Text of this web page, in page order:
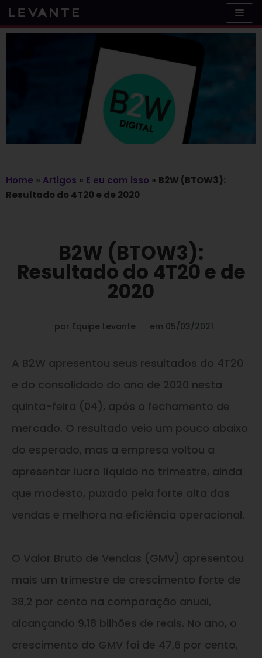
Skip
to
Home » Artigos » E eu com isso » B2W (BTOW3):
Resultado do 4T20 e de 2020
B2W (BTOW3):
Resultado do 4T20 e de
2020
por Equipe Levante em 05/03/2021
A B2W apresentou seus resultados do 4T20
e do consolidado do ano de 2020 nesta
quinta-feira (04), após o fechamento de
mercado. O resultado veio um pouco abaixo
do esperado, mas a empresa voltou a
apresentar lucro líquido no trimestre, ainda
que modesto, puxado pela forte alta das
vendas e melhora na eficiência operacional.
O Valor Bruto de Vendas (GMV) apresentou
mais um trimestre de crescimento forte de
38,2 por cento na comparação anual,
alcançando 9,18 bilhões de reais. No ano, o
crescimento do GMV foi de 47,6 por cento,